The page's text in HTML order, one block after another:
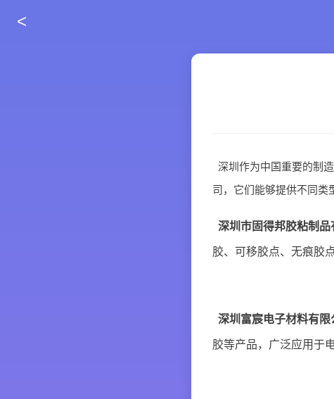
<
深圳作为中国重要的制
司，它们能够提供不同类
深圳市固得邦胶粘制品
胶、可移胶点、无痕胶
深圳富宸电子材料有限
胶等产品，广泛应用于